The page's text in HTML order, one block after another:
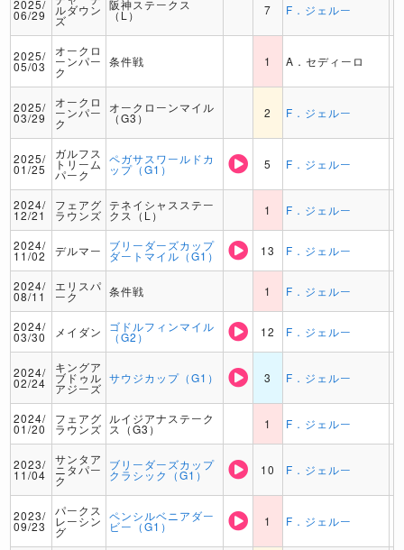
2025/
06/29 ルダウン
ズ
阪神ステークス
（L） 7 F．ジェルー
2025/
05/03
オークロ
ーンパー
ク
条件戦 1 A．セディーロ
2025/
03/29
オークロ
ーンパー
ク
オークローンマイル
（G3） 2 F．ジェルー
2025/
01/25
ガルフス
トリーム
パーク
ペガサスワールドカ
ップ（G1） 5 F．ジェルー
2024/
12/21
フェアグ
ラウンズ
テネイシャスステー
クス（L） 1 F．ジェルー
2024/
11/02 デルマー ブリーダーズカップ
ダートマイル（G1） 13 F．ジェルー
2024/
08/11
エリスパ
ーク 条件戦 1 F．ジェルー
2024/
03/30 メイダン ゴドルフィンマイル
（G2） 12 F．ジェルー
2024/
02/24
キングア
ブドゥル
アジーズ
サウジカップ（G1） 3 F．ジェルー
2024/
01/20
フェアグ
ラウンズ
ルイジアナステーク
ス（G3） 1 F．ジェルー
2023/
11/04
サンタア
ニタパー
ク
ブリーダーズカップ
クラシック（G1） 10 F．ジェルー
2023/
09/23
パークス
レーシン
グ
ペンシルベニアダー
ビー（G1） 1 F．ジェルー